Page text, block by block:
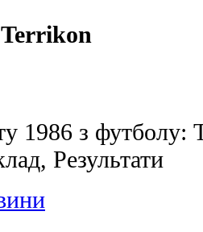
1986 з
Результати